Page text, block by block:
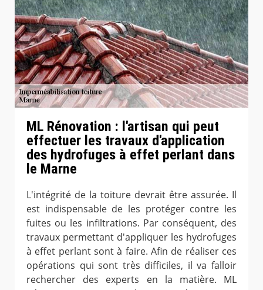
ML Rénovation : l'artisan qui peut
effectuer les travaux d'application
des hydrofuges à effet perlant dans
le Marne
L'intégrité de la toiture devrait être assurée. Il
est indispensable de les protéger contre les
fuites ou les infiltrations. Par conséquent, des
travaux permettant d'appliquer les hydrofuges
à effet perlant sont à faire. Afin de réaliser ces
opérations qui sont très difficiles, il va falloir
rechercher des experts en la matière. ML